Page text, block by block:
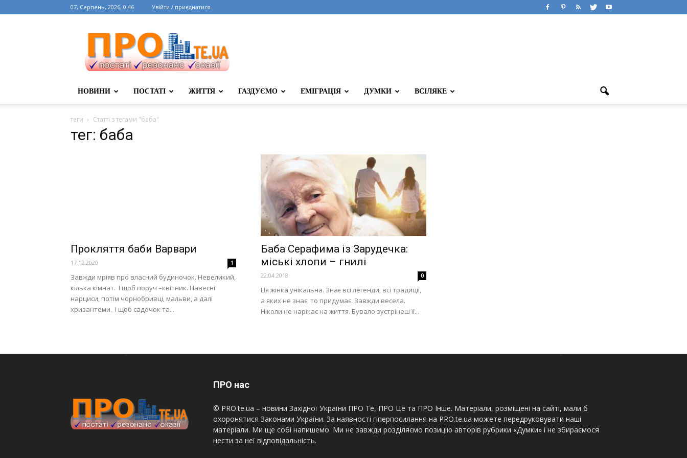
07, Серпень, 2026, 0:46 Увійти / приєднатися
НОВИНИ ПОСТАТІ ЖИТТЯ ГАЗДУЄМО ЕМІГРАЦІЯ ДУМКИ ВСІЛЯКЕ
теги Статті з тегами "баба"
тег: баба
Прокляття баби Варвари
17.12.2020 1
Завжди мріяв про власний будиночок. Невеликий,
кілька кімнат. І щоб поруч –квітник. Навесні
нарциси, потім чорнобривці, мальви, а далі
хризантеми. І щоб садочок та...
Баба Серафима із Зарудечка:
міські хлопи – гнилі
22.04.2018 0
Ця жінка унікальна. Знає всі легенди, всі традиції,
а яких не знає, то придумає. Завжди весела.
Ніколи не нарікає на життя. Бувало зустрінеш її...
ПРО нас
© PRO.te.ua – новини Західної України ПРО Те, ПРО Це та ПРО Інше. Матеріали, розміщені на сайті, мали б
охоронятися Законами України. За наявності гіперпосилання на PRO.te.ua можете передруковувати наші
матеріали. Ми ще собі напишемо. Ми не завжди розділяємо позицію авторів рубрики «Думки» і не збираємося
нести за неї відповідальність.